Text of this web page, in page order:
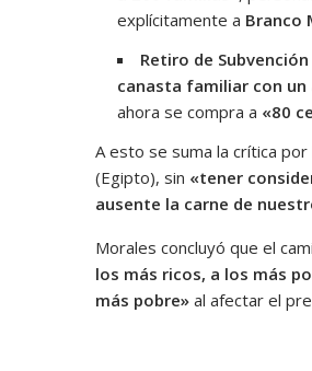
explícitamente a Branco
Retiro de Subvención
canasta familiar con
ahora se compra a «80
A esto se suma la crítica
(Egipto), sin «tener
ausente la carne de
Morales concluyó que el
los más ricos, a los más
más pobre» al afectar el